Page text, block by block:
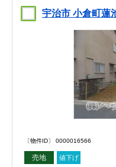
宇治市 小倉町蓮
〔物件ID〕 0000016566
売地 値下げ